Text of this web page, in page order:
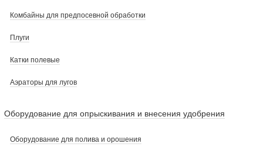
Комбайны для предпосевной обработки
Плуги
Катки полевые
Аэраторы для лугов
Оборудование для опрыскивания и внесения удобрения
Оборудование для полива и орошения